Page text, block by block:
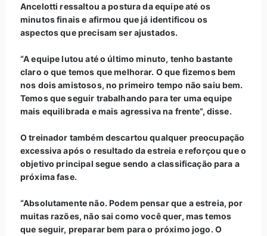
Ancelotti ressaltou a postura da equipe até os
minutos finais e afirmou que já identificou os
aspectos que precisam ser ajustados.
“A equipe lutou até o último minuto, tenho bastante
claro o que temos que melhorar. O que fizemos bem
nos dois amistosos, no primeiro tempo não saiu bem.
Temos que seguir trabalhando para ter uma equipe
mais equilibrada e mais agressiva na frente”, disse.
O treinador também descartou qualquer preocupação
excessiva após o resultado da estreia e reforçou que o
objetivo principal segue sendo a classificação para a
próxima fase.
“Absolutamente não. Podem pensar que a estreia, por
muitas razões, não sai como você quer, mas temos
que seguir, preparar bem para o próximo jogo. O